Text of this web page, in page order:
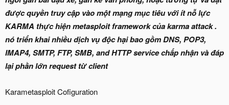
được quyền truy cập vào một mạng mục tiêu với ít nỗ lực
KARMA thực hiện metasploit framework của karma attack .
nó triển khai nhiều dịch vụ độc hại bao gồm DNS, POP3,
IMAP4, SMTP, FTP, SMB, and HTTP service chấp nhận và đáp
lại phần lớn request từ client
Karametasploit Cofiguration